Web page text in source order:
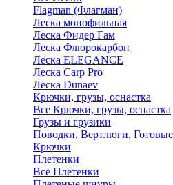
Flagman (Флагман)
Леска монофильная
Леска Фидер Гам
Леска Флюрокарбон
Леска ELEGANCE
Леска Carp Pro
Леска Dunaev
Крючки, грузы, оснастка
Все Крючки, грузы, оснастка
Грузы и грузики
Поводки, Вертлюги, Готовые
Крючки
Плетенки
Все Плетенки